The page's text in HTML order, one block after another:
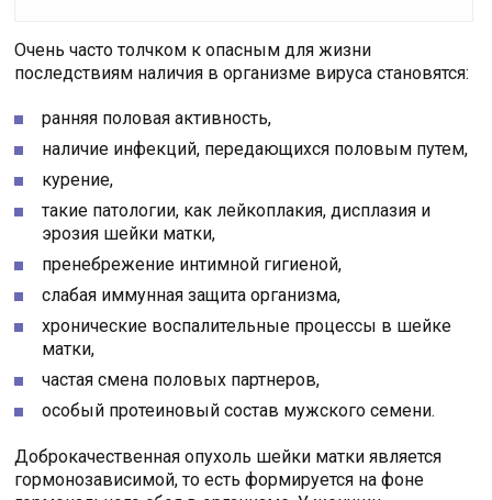
Очень часто толчком к опасным для жизни
последствиям наличия в организме вируса становятся:
ранняя половая активность,
наличие инфекций, передающихся половым путем,
курение,
такие патологии, как лейкоплакия, дисплазия и
эрозия шейки матки,
пренебрежение интимной гигиеной,
слабая иммунная защита организма,
хронические воспалительные процессы в шейке
матки,
частая смена половых партнеров,
особый протеиновый состав мужского семени.
Доброкачественная опухоль шейки матки является
гормонозависимой, то есть формируется на фоне